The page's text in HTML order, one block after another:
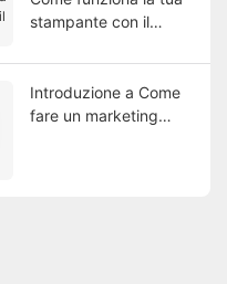
stampante con il
Introduzione a Come
fare un marketing